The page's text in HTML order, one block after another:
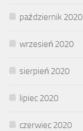
październik 2020
wrzesień 2020
sierpień 2020
lipiec 2020
czerwiec 2020